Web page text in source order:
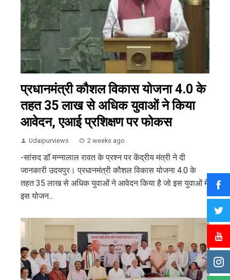
प्रधानमंत्री कौशल विकास योजना 4.0 के
तहत 35 लाख से अधिक युवाओं ने किया
आवेदन, एआई प्रशिक्षण पर फोकस
Udaipurviews 2 weeks ago
-सांसद डॉ मन्नालाल रावत के प्रश्न पर केंद्रीय मंत्री ने दी
जानकारी उदयपुर। प्रधानमंत्री कौशल विकास योजना 4.0 के
तहत 35 लाख से अधिक युवाओं ने आवेदन किया है जो इस युवाओं में
इस योजन...